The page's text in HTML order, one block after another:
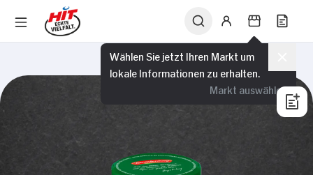
Wählen Sie jetzt Ihren Markt um
lokale Informationen zu erhalten.
Markt auswählen